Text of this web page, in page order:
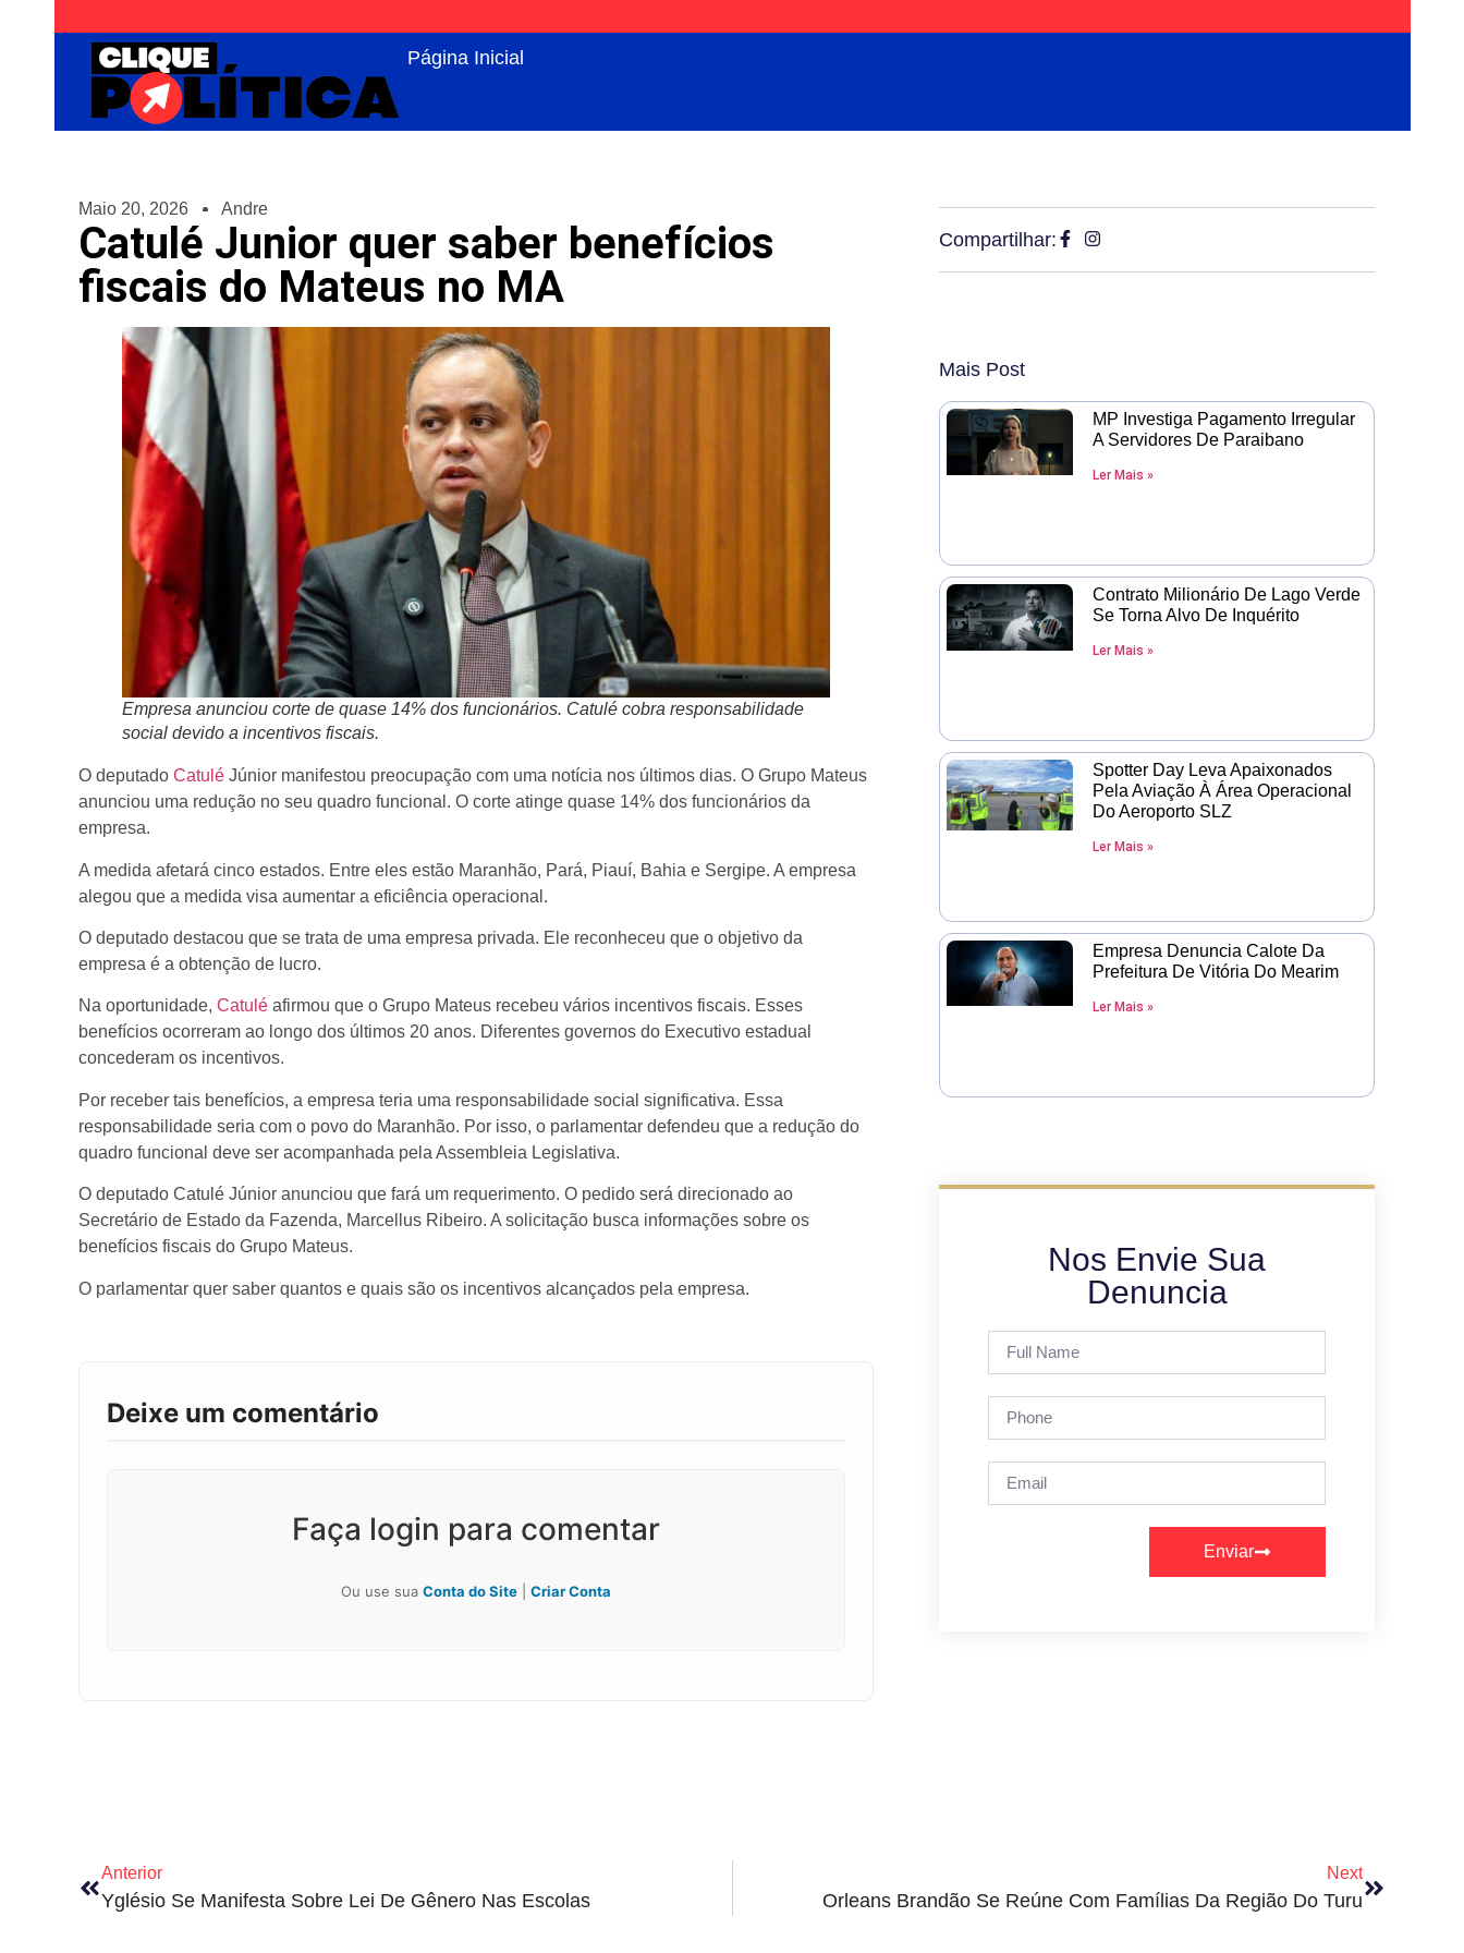
Página Inicial
Maio 20, 2026 Andre
Catulé Junior quer saber benefícios
fiscais do Mateus no MA
Empresa anunciou corte de quase 14% dos funcionários. Catulé cobra responsabilidade
social devido a incentivos fiscais.
O deputado Catulé Júnior manifestou preocupação com uma notícia nos últimos dias. O Grupo Mateus
anunciou uma redução no seu quadro funcional. O corte atinge quase 14% dos funcionários da
empresa.
A medida afetará cinco estados. Entre eles estão Maranhão, Pará, Piauí, Bahia e Sergipe. A empresa
alegou que a medida visa aumentar a eficiência operacional.
O deputado destacou que se trata de uma empresa privada. Ele reconheceu que o objetivo da
empresa é a obtenção de lucro.
Na oportunidade, Catulé afirmou que o Grupo Mateus recebeu vários incentivos fiscais. Esses
benefícios ocorreram ao longo dos últimos 20 anos. Diferentes governos do Executivo estadual
concederam os incentivos.
Por receber tais benefícios, a empresa teria uma responsabilidade social significativa. Essa
responsabilidade seria com o povo do Maranhão. Por isso, o parlamentar defendeu que a redução do
quadro funcional deve ser acompanhada pela Assembleia Legislativa.
O deputado Catulé Júnior anunciou que fará um requerimento. O pedido será direcionado ao
Secretário de Estado da Fazenda, Marcellus Ribeiro. A solicitação busca informações sobre os
benefícios fiscais do Grupo Mateus.
O parlamentar quer saber quantos e quais são os incentivos alcançados pela empresa.
Deixe um comentário
Faça login para comentar
Ou use sua Conta do Site Criar Conta
Compartilhar:
Mais Post
MP Investiga Pagamento Irregular
A Servidores De Paraibano
Ler Mais »
Contrato Milionário De Lago Verde
Se Torna Alvo De Inquérito
Ler Mais »
Spotter Day Leva Apaixonados
Pela Aviação À Área Operacional
Do Aeroporto SLZ
Ler Mais »
Empresa Denuncia Calote Da
Prefeitura De Vitória Do Mearim
Ler Mais »
Nos Envie Sua
Denuncia
Enviar
Anterior
Yglésio Se Manifesta Sobre Lei De Gênero Nas Escolas
Next
Orleans Brandão Se Reúne Com Famílias Da Região Do Turu